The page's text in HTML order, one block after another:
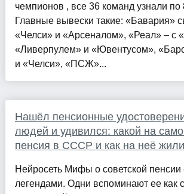
чемпионов , все 36 команд узнали по
Главные вывески такие: «Бавария»
«Челси» и «Арсеналом», «Реал» – с
«Ливерпулем» и «Ювентусом»,
и «Челси», «ПСЖ»...
Нашёл пенсионные
людей и удивился: какой на
пенсия в СССР и как на неё жили
Нейросеть Мифы о советской пенсии
легендами. Одни вспоминают ее как